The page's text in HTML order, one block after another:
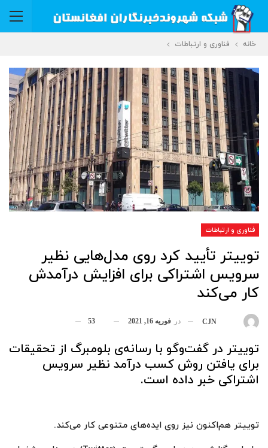
خانه فناوری و ارتباطات
فناوری و ارتباطات
توییتر تأیید کرد روی مدل‌هایی نظیر
سرویس اشتراکی برای افزایش درآمدش
کار می‌کند
CJN در فوریه 16, 2021 53
توییتر در گفت‌و‌گو با رسانه‌ی بلومبرگ از تحقیقات
برای یافتن روش کسب درآمد نظیر سرویس
اشتراکی خبر داده است.
توییتر هم‌اکنون نیز روی ایده‌های متنوعی کار می‌کند.